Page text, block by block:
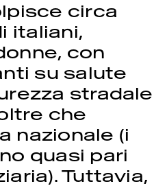
circa
italiani,
con
su salute
stradale
che
nazionale (i
quasi pari
Tuttavia,